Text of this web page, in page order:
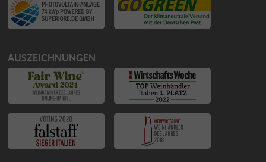
AUSZEICHNUNGEN